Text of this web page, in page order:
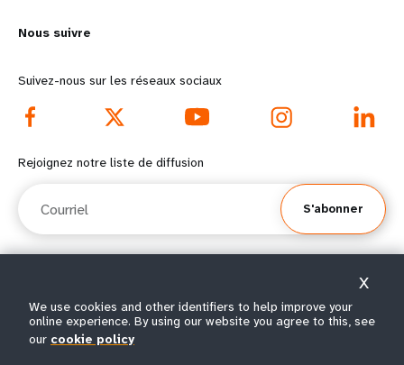
o
r
e
f
o
t
e
d
o
t
e
r
m
Nous suivre
Suivez-nous sur les réseaux sociaux
Rejoignez notre liste de diffusion
S'abonner
Conditions
d'utilisation
Avis de confidentialité de
|
Plan du
We use cookies and other identifiers to help improve your
online experience. By using our website you agree to this, see
our cookie policy
X